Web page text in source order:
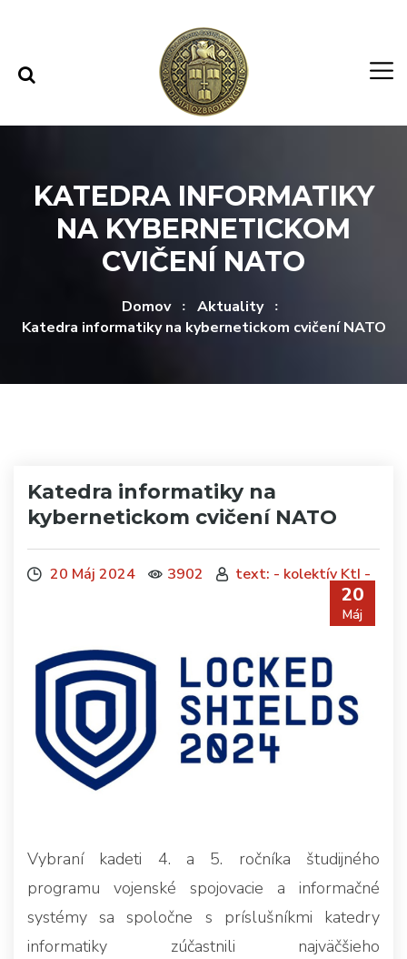
KATEDRA INFORMATIKY
NA KYBERNETICKOM
CVIČENÍ NATO
Domov
Aktuality
Katedra informatiky na kybernetickom cvičení NATO
Katedra informatiky na
kybernetickom cvičení NATO
20 Máj 2024 3902 text: - kolektív KtI -
20
Máj
Vybraní kadeti 4. a 5. ročníka študijného
programu vojenské spojovacie a informačné
systémy sa spoločne s príslušníkmi katedry
informatiky zúčastnili najväčšieho